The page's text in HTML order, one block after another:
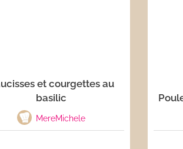
et courgettes au
basilic
MereMichele